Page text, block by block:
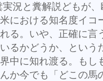
況と糞解説どもが
における知名度イコ
る。いや、正確に言
るかどうか、という
中に知れ渡る。もし
か今でも「どこの馬